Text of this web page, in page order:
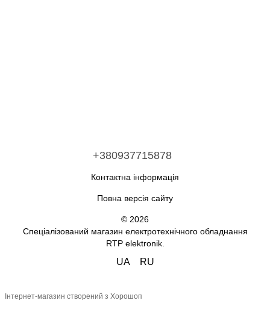
+380937715878
Контактна інформація
Повна версія сайту
© 2026
Спеціалізований магазин електротехнічного обладнання
RTP elektronik.
UA RU
Інтернет-магазин створений з Хорошоп